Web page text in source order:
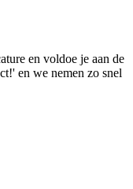
en voldoe je aan de
en we nemen zo snel